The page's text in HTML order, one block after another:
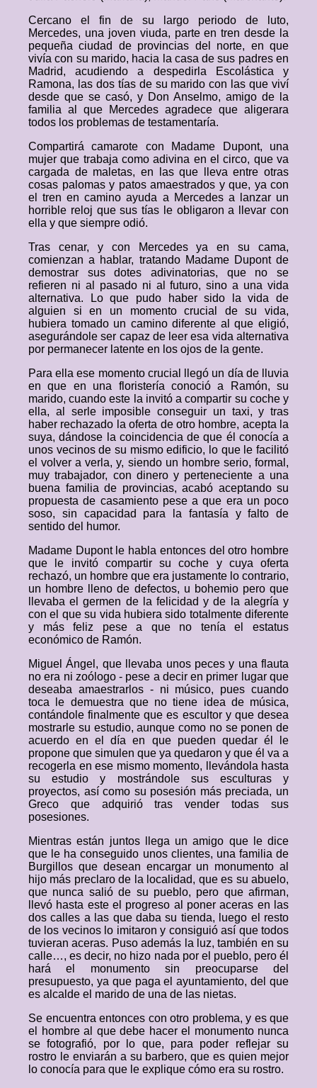
Cercano el fin de su largo periodo de luto,
Mercedes, una joven viuda, parte en tren desde la
pequeña ciudad de provincias del norte, en que
vivía con su marido, hacia la casa de sus padres en
Madrid, acudiendo a despedirla Escolástica y
Ramona, las dos tías de su marido con las que viví
desde que se casó, y Don Anselmo, amigo de la
familia al que Mercedes agradece que aligerara
todos los problemas de testamentaría.
Compartirá camarote con Madame Dupont, una
mujer que trabaja como adivina en el circo, que va
cargada de maletas, en las que lleva entre otras
cosas palomas y patos amaestrados y que, ya con
el tren en camino ayuda a Mercedes a lanzar un
horrible reloj que sus tías le obligaron a llevar con
ella y que siempre odió.
Tras cenar, y con Mercedes ya en su cama,
comienzan a hablar, tratando Madame Dupont de
demostrar sus dotes adivinatorias, que no se
refieren ni al pasado ni al futuro, sino a una vida
alternativa. Lo que pudo haber sido la vida de
alguien si en un momento crucial de su vida,
hubiera tomado un camino diferente al que eligió,
asegurándole ser capaz de leer esa vida alternativa
por permanecer latente en los ojos de la gente.
Para ella ese momento crucial llegó un día de lluvia
en que en una floristería conoció a Ramón, su
marido, cuando este la invitó a compartir su coche y
ella, al serle imposible conseguir un taxi, y tras
haber rechazado la oferta de otro hombre, acepta la
suya, dándose la coincidencia de que él conocía a
unos vecinos de su mismo edificio, lo que le facilitó
el volver a verla, y, siendo un hombre serio, formal,
muy trabajador, con dinero y perteneciente a una
buena familia de provincias, acabó aceptando su
propuesta de casamiento pese a que era un poco
soso, sin capacidad para la fantasía y falto de
sentido del humor.
Madame Dupont le habla entonces del otro hombre
que le invitó compartir su coche y cuya oferta
rechazó, un hombre que era justamente lo contrario,
un hombre lleno de defectos, u bohemio pero que
llevaba el germen de la felicidad y de la alegría y
con el que su vida hubiera sido totalmente diferente
y más feliz pese a que no tenía el estatus
económico de Ramón.
Miguel Ángel, que llevaba unos peces y una flauta
no era ni zoólogo - pese a decir en primer lugar que
deseaba amaestrarlos - ni músico, pues cuando
toca le demuestra que no tiene idea de música,
contándole finalmente que es escultor y que desea
mostrarle su estudio, aunque como no se ponen de
acuerdo en el día en que pueden quedar él le
propone que simulen que ya quedaron y que él va a
recogerla en ese mismo momento, llevándola hasta
su estudio y mostrándole sus esculturas y
proyectos, así como su posesión más preciada, un
Greco que adquirió tras vender todas sus
posesiones.
Mientras están juntos llega un amigo que le dice
que le ha conseguido unos clientes, una familia de
Burgillos que desean encargar un monumento al
hijo más preclaro de la localidad, que es su abuelo,
que nunca salió de su pueblo, pero que afirman,
llevó hasta este el progreso al poner aceras en las
dos calles a las que daba su tienda, luego el resto
de los vecinos lo imitaron y consiguió así que todos
tuvieran aceras. Puso además la luz, también en su
calle…, es decir, no hizo nada por el pueblo, pero él
hará el monumento sin preocuparse del
presupuesto, ya que paga el ayuntamiento, del que
es alcalde el marido de una de las nietas.
Se encuentra entonces con otro problema, y es que
el hombre al que debe hacer el monumento nunca
se fotografió, por lo que, para poder reflejar su
rostro le enviarán a su barbero, que es quien mejor
lo conocía para que le explique cómo era su rostro.